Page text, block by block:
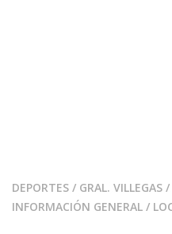
DEPORTES / GRAL. VILLEGAS /
INFORMACIÓN GENERAL /